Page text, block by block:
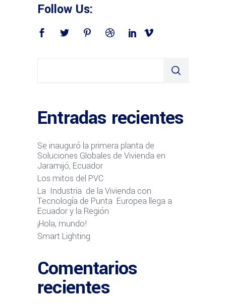
Follow Us:
Entradas recientes
Se inauguró la primera planta de
Soluciones Globales de Vivienda en
Jaramijó, Ecuador
Los mitos del PVC
La Industria de la Vivienda con
Tecnología de Punta Europea llega a
Ecuador y la Región
¡Hola, mundo!
Smart Lighting
Comentarios
recientes